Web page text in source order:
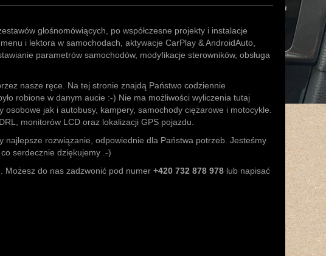
głośnomówiących, po współczesne projekty i instalacje
i lektora w samochodach, aktywacje CarPlay & AndroidAuto,
parametrów samochodów, modyfikacje sterowników, obsługa
nasze ręce. Na tej stronie znajdą Państwo codziennie
robione w danym aucie :-) Nie ma możliwości wyliczenia tutaj
jak i autobusy, kampery, samochody ciężarowe i motocykle.
monitorów LCD oraz lokalizacji GPS pojazdu.
najlepsze rozwiązanie, odpowiednie dla Państwa potrzeb. Jesteśmy
serdecznie dziękujemy .-)
Możesz do nas zadzwonić pod numer +420 732 878 978 lub napisać